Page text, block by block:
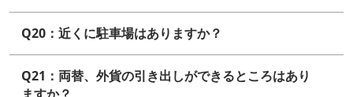
Q20：近くに駐車場はありますか？
Q21：両替、外貨の引き出しができるところはあり